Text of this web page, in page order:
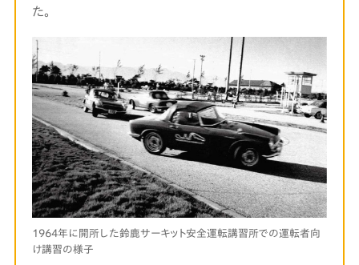
た。
1964年に開所した鈴鹿サーキット安全運転講習所での運転者向
け講習の様子